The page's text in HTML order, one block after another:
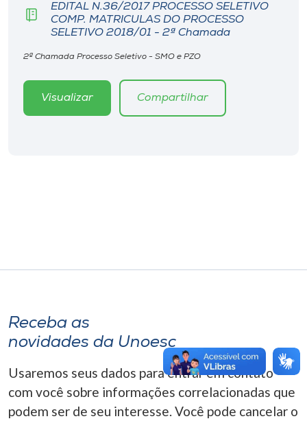
EDITAL N.36/2017 PROCESSO SELETIVO
COMP. MATRICULAS DO PROCESSO
SELETIVO 2018/01 - 2ª Chamada
2ª Chamada Processo Seletivo - SMO e PZO
Visualizar Compartilhar
Receba as
novidades da Unoesc
Usaremos seus dados para entrar em contato
com você sobre informações correlacionadas que
podem ser de seu interesse. Você pode cancelar o